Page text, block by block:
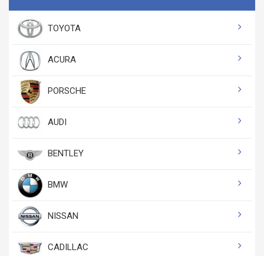
TOYOTA
ACURA
PORSCHE
AUDI
BENTLEY
BMW
NISSAN
CADILLAC